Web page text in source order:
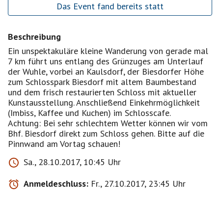
Das Event fand bereits statt
Beschreibung
Ein unspektakuläre kleine Wanderung von gerade mal
7 km führt uns entlang des Grünzuges am Unterlauf
der Wuhle, vorbei an Kaulsdorf, der Biesdorfer Höhe
zum Schlosspark Biesdorf mit altem Baumbestand
und dem frisch restaurierten Schloss mit aktueller
Kunstausstellung. Anschließend Einkehrmöglichkeit
(Imbiss, Kaffee und Kuchen) im Schlosscafe.
Achtung: Bei sehr schlechtem Wetter können wir vom
Bhf. Biesdorf direkt zum Schloss gehen. Bitte auf die
Pinnwand am Vortag schauen!
Sa., 28.10.2017, 10:45 Uhr
Anmeldeschluss: Fr., 27.10.2017, 23:45 Uhr